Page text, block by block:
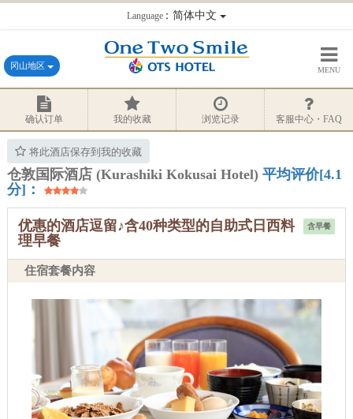
Language：简体中文
冈山地区 MENU
确认订单 我的收藏 浏览记录 客服中心・FAQ
将此酒店保存到我的收藏
仓敦国际酒店 (Kurashiki Kokusai Hotel) 平均评价[4.1
分]：
含早餐
优惠的酒店逗留♪含40种类型的自助式日西料
理早餐
住宿套餐内容